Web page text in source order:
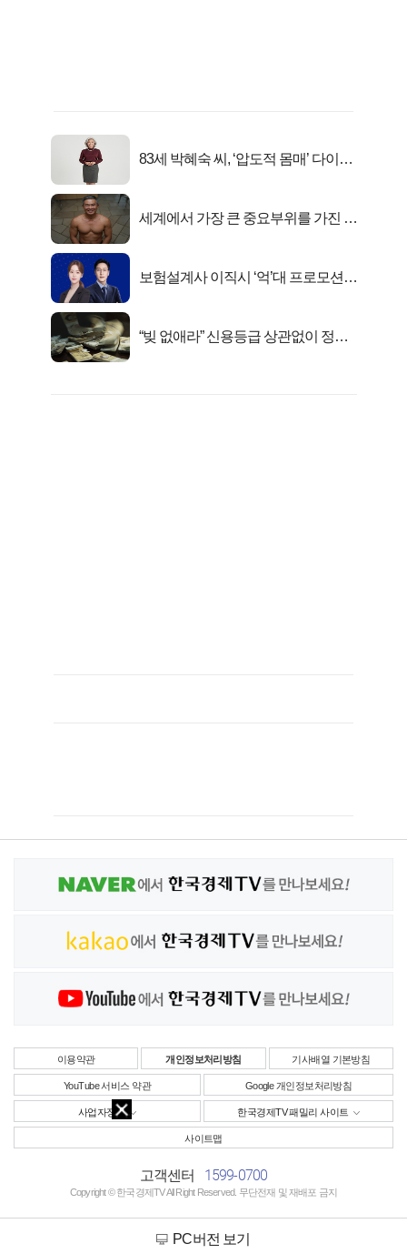
83세 박혜숙 씨, ‘압도적 몸매’ 다이어
세계에서 가장 큰 중요부위를 가진 남
보험설계사 이직시 ‘억’대 프로모션!
“빚 없애라” 신용등급 상관없이 정부
YouTube 서비스 약관 Google 개인정보처리방침
사이트맵